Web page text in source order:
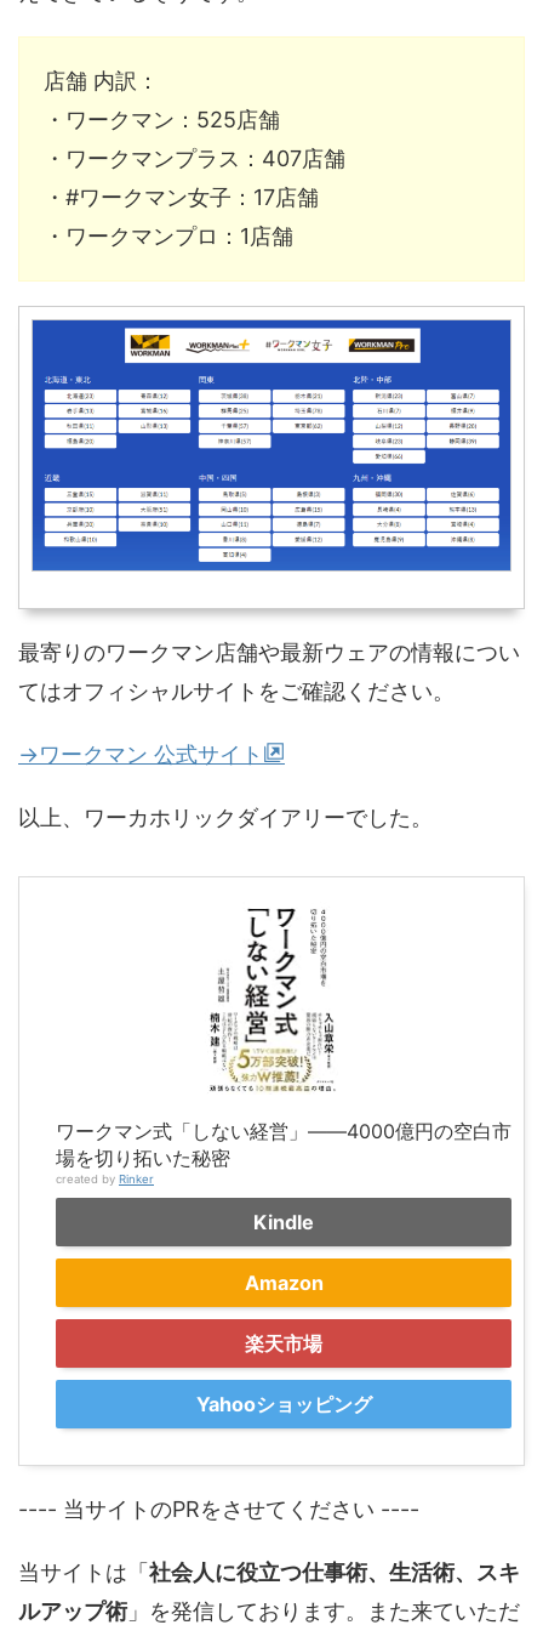
店舗 内訳：
・ワークマン：525店舗
・ワークマンプラス：407店舗
・#ワークマン女子：17店舗
・ワークマンプロ：1店舗
最寄りのワークマン店舗や最新ウェアの情報につい
てはオフィシャルサイトをご確認ください。
→ワークマン 公式サイト
以上、ワーカホリックダイアリーでした。
ワークマン式「しない経営」――4000億円の空白市
場を切り拓いた秘密
created by Rinker
Kindle
Amazon
楽天市場
Yahooショッピング
---- 当サイトのPRをさせてください ----
当サイトは「社会人に役立つ仕事術、生活術、スキ
ルアップ術」を発信しております。また来ていただ